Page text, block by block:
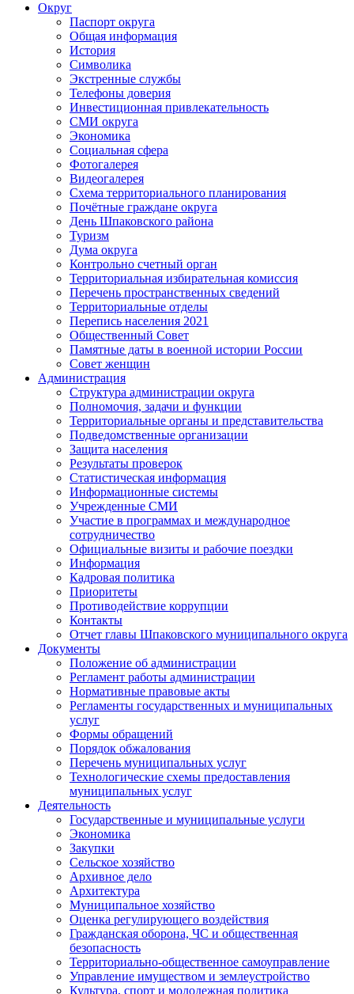
Округ
Паспорт округа
Общая информация
История
Символика
Экстренные службы
Телефоны доверия
Инвестиционная привлекательность
СМИ округа
Экономика
Социальная сфера
Фотогалерея
Видеогалерея
Схема территориального планирования
Почётные граждане округа
День Шпаковского района
Туризм
Дума округа
Контрольно счетный орган
Территориальная избирательная комиссия
Перечень пространственных сведений
Территориальные отделы
Перепись населения 2021
Общественный Совет
Памятные даты в военной истории России
Совет женщин
Администрация
Структура администрации округа
Полномочия, задачи и функции
Территориальные органы и представительства
Подведомственные организации
Защита населения
Результаты проверок
Статистическая информация
Информационные системы
Учрежденные СМИ
Участие в программах и международное
сотрудничество
Официальные визиты и рабочие поездки
Информация
Кадровая политика
Приоритеты
Противодействие коррупции
Контакты
Отчет главы Шпаковского муниципального округа
Документы
Положение об администрации
Регламент работы администрации
Нормативные правовые акты
Регламенты государственных и муниципальных
услуг
Формы обращений
Порядок обжалования
Перечень муниципальных услуг
Технологические схемы предоставления
муниципальных услуг
Деятельность
Государственные и муниципальные услуги
Экономика
Закупки
Сельское хозяйство
Архивное дело
Архитектура
Муниципальное хозяйство
Оценка регулирующего воздействия
Гражданская оборона, ЧС и общественная
безопасность
Территориально-общественное самоуправление
Управление имуществом и землеустройство
Культура, спорт и молодежная политика